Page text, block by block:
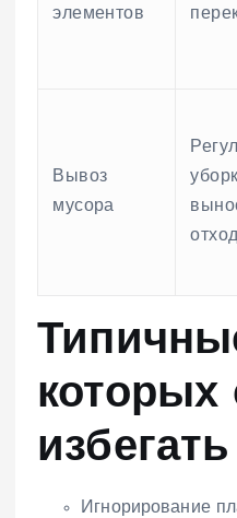
элементов
Вывоз
мусора
которых
избегать
Игнорирование